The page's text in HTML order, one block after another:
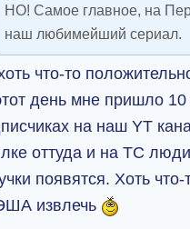
НО! Самое главное, на
наш любимейший сериал.
что-то
день мне пришло
на наш YT
оттуда и на ТС
появятся. Хоть
извлечь